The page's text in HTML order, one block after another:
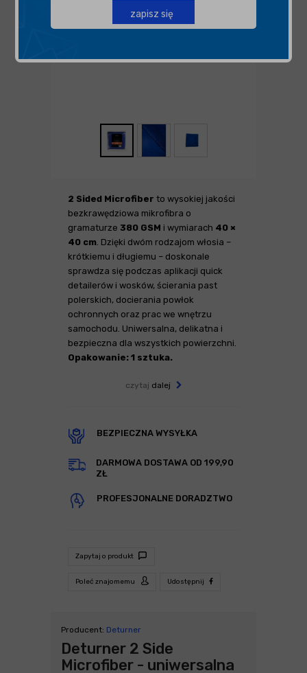
2 Sided Microfiber to wysokiej jakości
bezkrawędziowa mikrofibra o
gramaturze 380 GSM i wymiarach 40 ×
40 cm . Dzięki dwóm rodzajom włosia –
krótkiemu i długiemu – doskonale
sprawdza się podczas aplikacji quick
detailerów i wosków, ścierania past
polerskich, docierania powłok
ochronnych oraz prac we wnętrzu
samochodu. Uniwersalna, delikatna i
bezpieczna dla wszystkich powierzchni.
Opakowanie: 1 sztuka.
czytaj dalej
BEZPIECZNA WYSYŁKA
DARMOWA DOSTAWA OD 199,90
ZŁ
PROFESJONALNE DORADZTWO
Zapytaj o produkt
Poleć znajomemu Udostępnij
Producent: Deturner
Deturner 2 Side
Microfiber - uniwersalna
zapisz się